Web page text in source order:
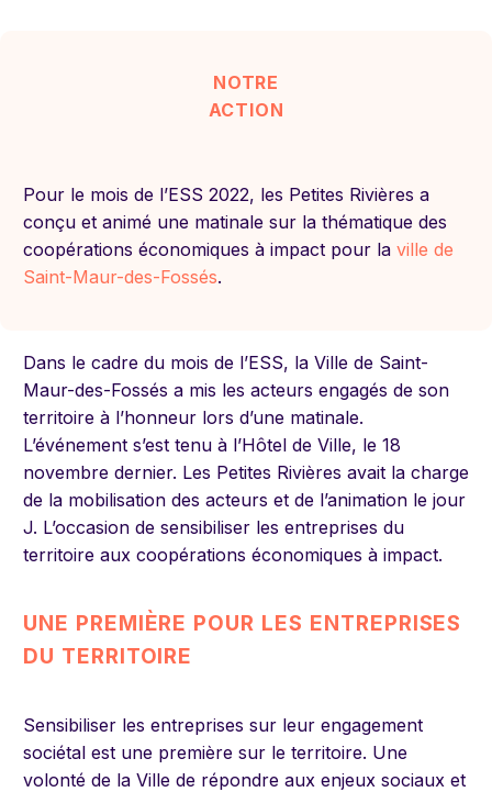
NOTRE
ACTION
Pour le mois de l’ESS 2022, les Petites Rivières a
conçu et animé une matinale sur la thématique des
coopérations économiques à impact pour la ville de
Saint-Maur-des-Fossés.
Dans le cadre du mois de l’ESS, la Ville de Saint-
Maur-des-Fossés a mis les acteurs engagés de son
territoire à l’honneur lors d’une matinale.
L’événement s’est tenu à l’Hôtel de Ville, le 18
novembre dernier. Les Petites Rivières avait la charge
de la mobilisation des acteurs et de l’animation le jour
J. L’occasion de sensibiliser les entreprises du
territoire aux coopérations économiques à impact.
UNE PREMIÈRE POUR LES ENTREPRISES
DU TERRITOIRE
Sensibiliser les entreprises sur leur engagement
sociétal est une première sur le territoire. Une
volonté de la Ville de répondre aux enjeux sociaux et